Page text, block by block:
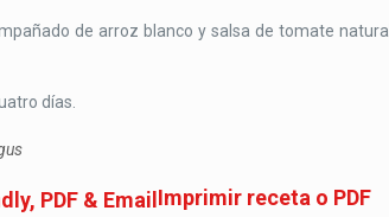
de arroz blanco y salsa de tomate
días.
Imprimir receta o PDF